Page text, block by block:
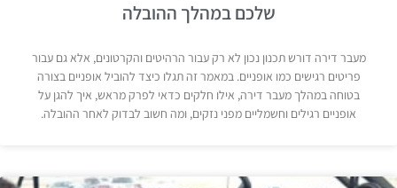
שלכם במהלך ההובלה
מעבר דירה דורש תכנון נכון לא רק עבור הרהיטים והקרטונים, אלא גם עבור
פריטים רגישים כמו אופניים. במאמר זה תגלו כיצד להוביל אופניים בצורה
בטוחה במהלך מעבר דירה, אילו חלקים כדאי לפרק מראש, איך להגן על
אופניים רגילים וחשמליים מפני נזקים, ומה חשוב לבדוק לאחר ההובלה.